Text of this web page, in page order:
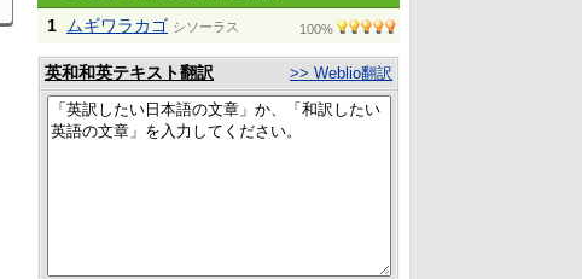
1
ムギワラカゴ シソーラス 100%
英和和英テキスト翻訳 >> Weblio翻訳